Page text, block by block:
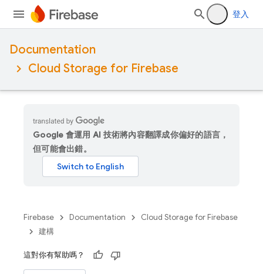
登入
Documentation
Cloud Storage for Firebase
Google 會運用 AI 技術將內容翻譯成你偏好的語言，
但可能會出錯。
Firebase Documentation
Cloud Storage for Firebase
建構
這對你有幫助嗎？